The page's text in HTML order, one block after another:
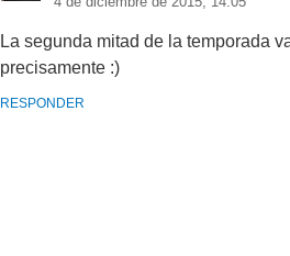
La segunda mitad de la temporada
precisamente :)
RESPONDER